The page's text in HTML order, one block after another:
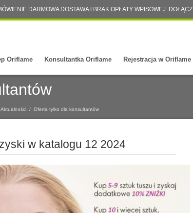
DARMOWA DOSTAWA I BRAK OPŁATY WPISOWEJ. DOŁĄCZ
Oriflame Konsultantka Oriflame Rejestracja w Oriflame
Aktualności / Oferta tylko dla konsultantów
w katalogu 12 2024